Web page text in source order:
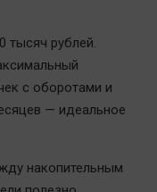
тысяч рублей.
с оборотами и
— идеальное
накопительным